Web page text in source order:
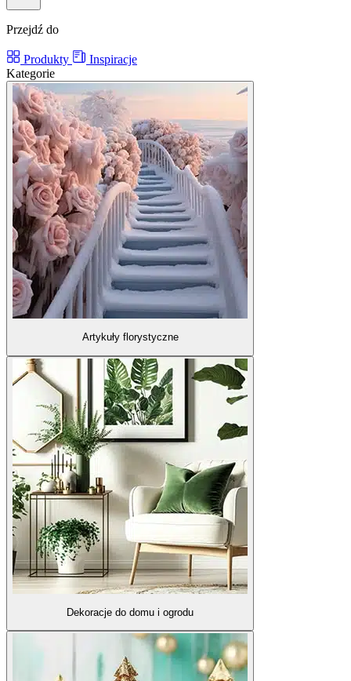
Przejdź do
Produkty
Inspiracje
Kategorie
Artykuły florystyczne
Dekoracje do domu i ogrodu